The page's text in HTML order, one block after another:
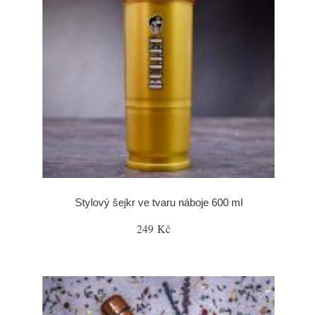
Stylový šejkr ve tvaru náboje 600 ml
249 Kč